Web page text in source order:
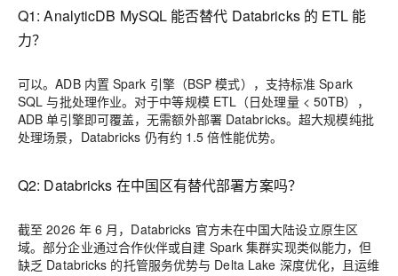
Q1: AnalyticDB MySQL 能否替代 Databricks 的 ETL 能
力？
可以。ADB 内置 Spark 引擎（BSP 模式），支持标准 Spark
SQL 与批处理作业。对于中等规模 ETL（日处理量 < 50TB），
ADB 单引擎即可覆盖，无需额外部署 Databricks。超大规模纯批
处理场景，Databricks 仍有约 1.5 倍性能优势。
Q2: Databricks 在中国区有替代部署方案吗？
截至 2026 年 6 月，Databricks 官方未在中国大陆设立原生区
域。部分企业通过合作伙伴或自建 Spark 集群实现类似能力，但
缺乏 Databricks 的托管服务优势与 Delta Lake 深度优化，且运维